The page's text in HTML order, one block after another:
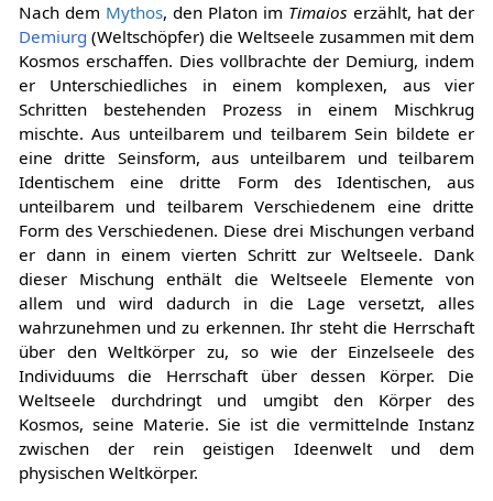
Nach dem Mythos, den Platon im Timaios erzählt, hat der
Demiurg (Weltschöpfer) die Weltseele zusammen mit dem
Kosmos erschaffen. Dies vollbrachte der Demiurg, indem
er Unterschiedliches in einem komplexen, aus vier
Schritten bestehenden Prozess in einem Mischkrug
mischte. Aus unteilbarem und teilbarem Sein bildete er
eine dritte Seinsform, aus unteilbarem und teilbarem
Identischem eine dritte Form des Identischen, aus
unteilbarem und teilbarem Verschiedenem eine dritte
Form des Verschiedenen. Diese drei Mischungen verband
er dann in einem vierten Schritt zur Weltseele. Dank
dieser Mischung enthält die Weltseele Elemente von
allem und wird dadurch in die Lage versetzt, alles
wahrzunehmen und zu erkennen. Ihr steht die Herrschaft
über den Weltkörper zu, so wie der Einzelseele des
Individuums die Herrschaft über dessen Körper. Die
Weltseele durchdringt und umgibt den Körper des
Kosmos, seine Materie. Sie ist die vermittelnde Instanz
zwischen der rein geistigen Ideenwelt und dem
physischen Weltkörper.